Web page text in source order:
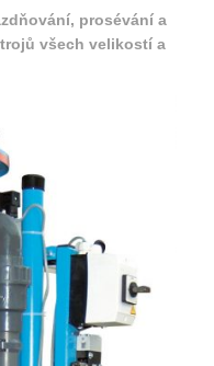
prosévání a
všech velikostí a